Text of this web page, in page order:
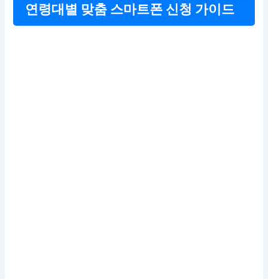
연령대별 맞춤 스마트폰 신청 가이드